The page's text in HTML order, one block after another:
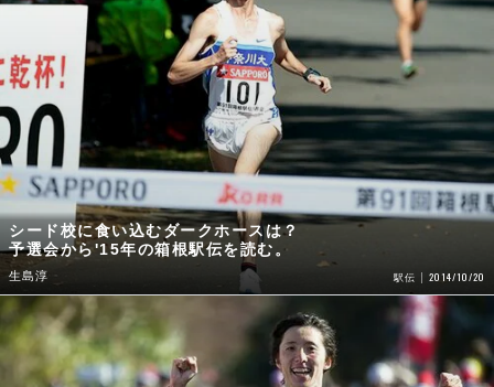
シード校に食い込むダークホースは？
予選会から'15年の箱根駅伝を読む。
生島淳 駅伝 2014/10/20